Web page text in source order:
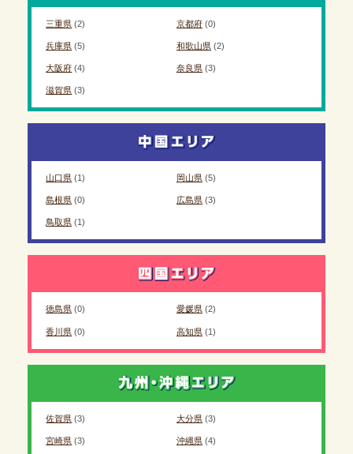
三重県 (2) 京都府(0)
兵庫県 (5) 和歌山県(2)
大阪府 (4) 奈良県(3)
滋賀県 (3)
山口県 (1) 岡山県(5)
島根県 (0) 広島県(3)
鳥取県 (1)
徳島県 (0) 愛媛県(2)
香川県 (0) 高知県(1)
佐賀県 (3) 大分県(3)
宮崎県 (3) 沖縄県(4)